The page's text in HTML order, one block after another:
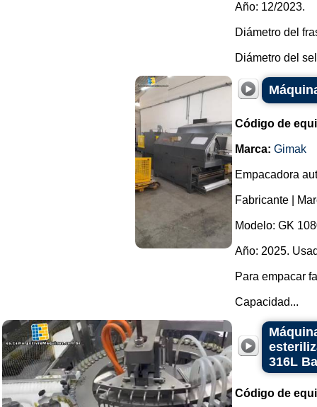
Año: 12/2023.
Diámetro del
Diámetro del
Código de
Marca: Gimak
Empacadora
Fabricante |
Modelo: GK
Año: 2025.
Para empacar
Capacidad...
316L
Código de